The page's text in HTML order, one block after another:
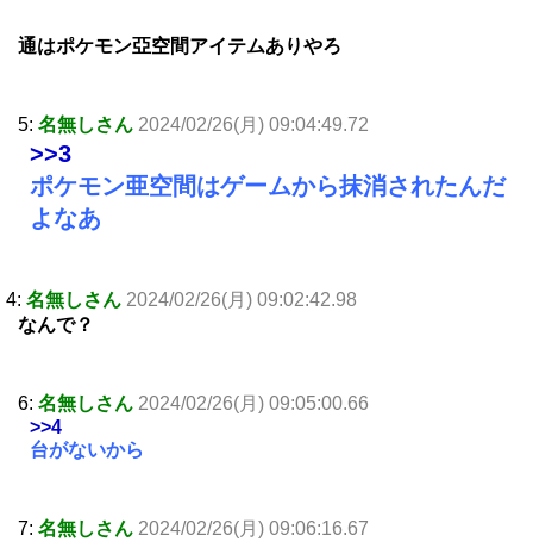
通はポケモン亞空間アイテムありやろ
5: 名無しさん 2024/02/26(月) 09:04:49.72
>>3
ポケモン亜空間はゲームから抹消されたんだ
よなあ
4: 名無しさん 2024/02/26(月) 09:02:42.98
なんで？
6: 名無しさん 2024/02/26(月) 09:05:00.66
>>4
台がないから
7: 名無しさん 2024/02/26(月) 09:06:16.67